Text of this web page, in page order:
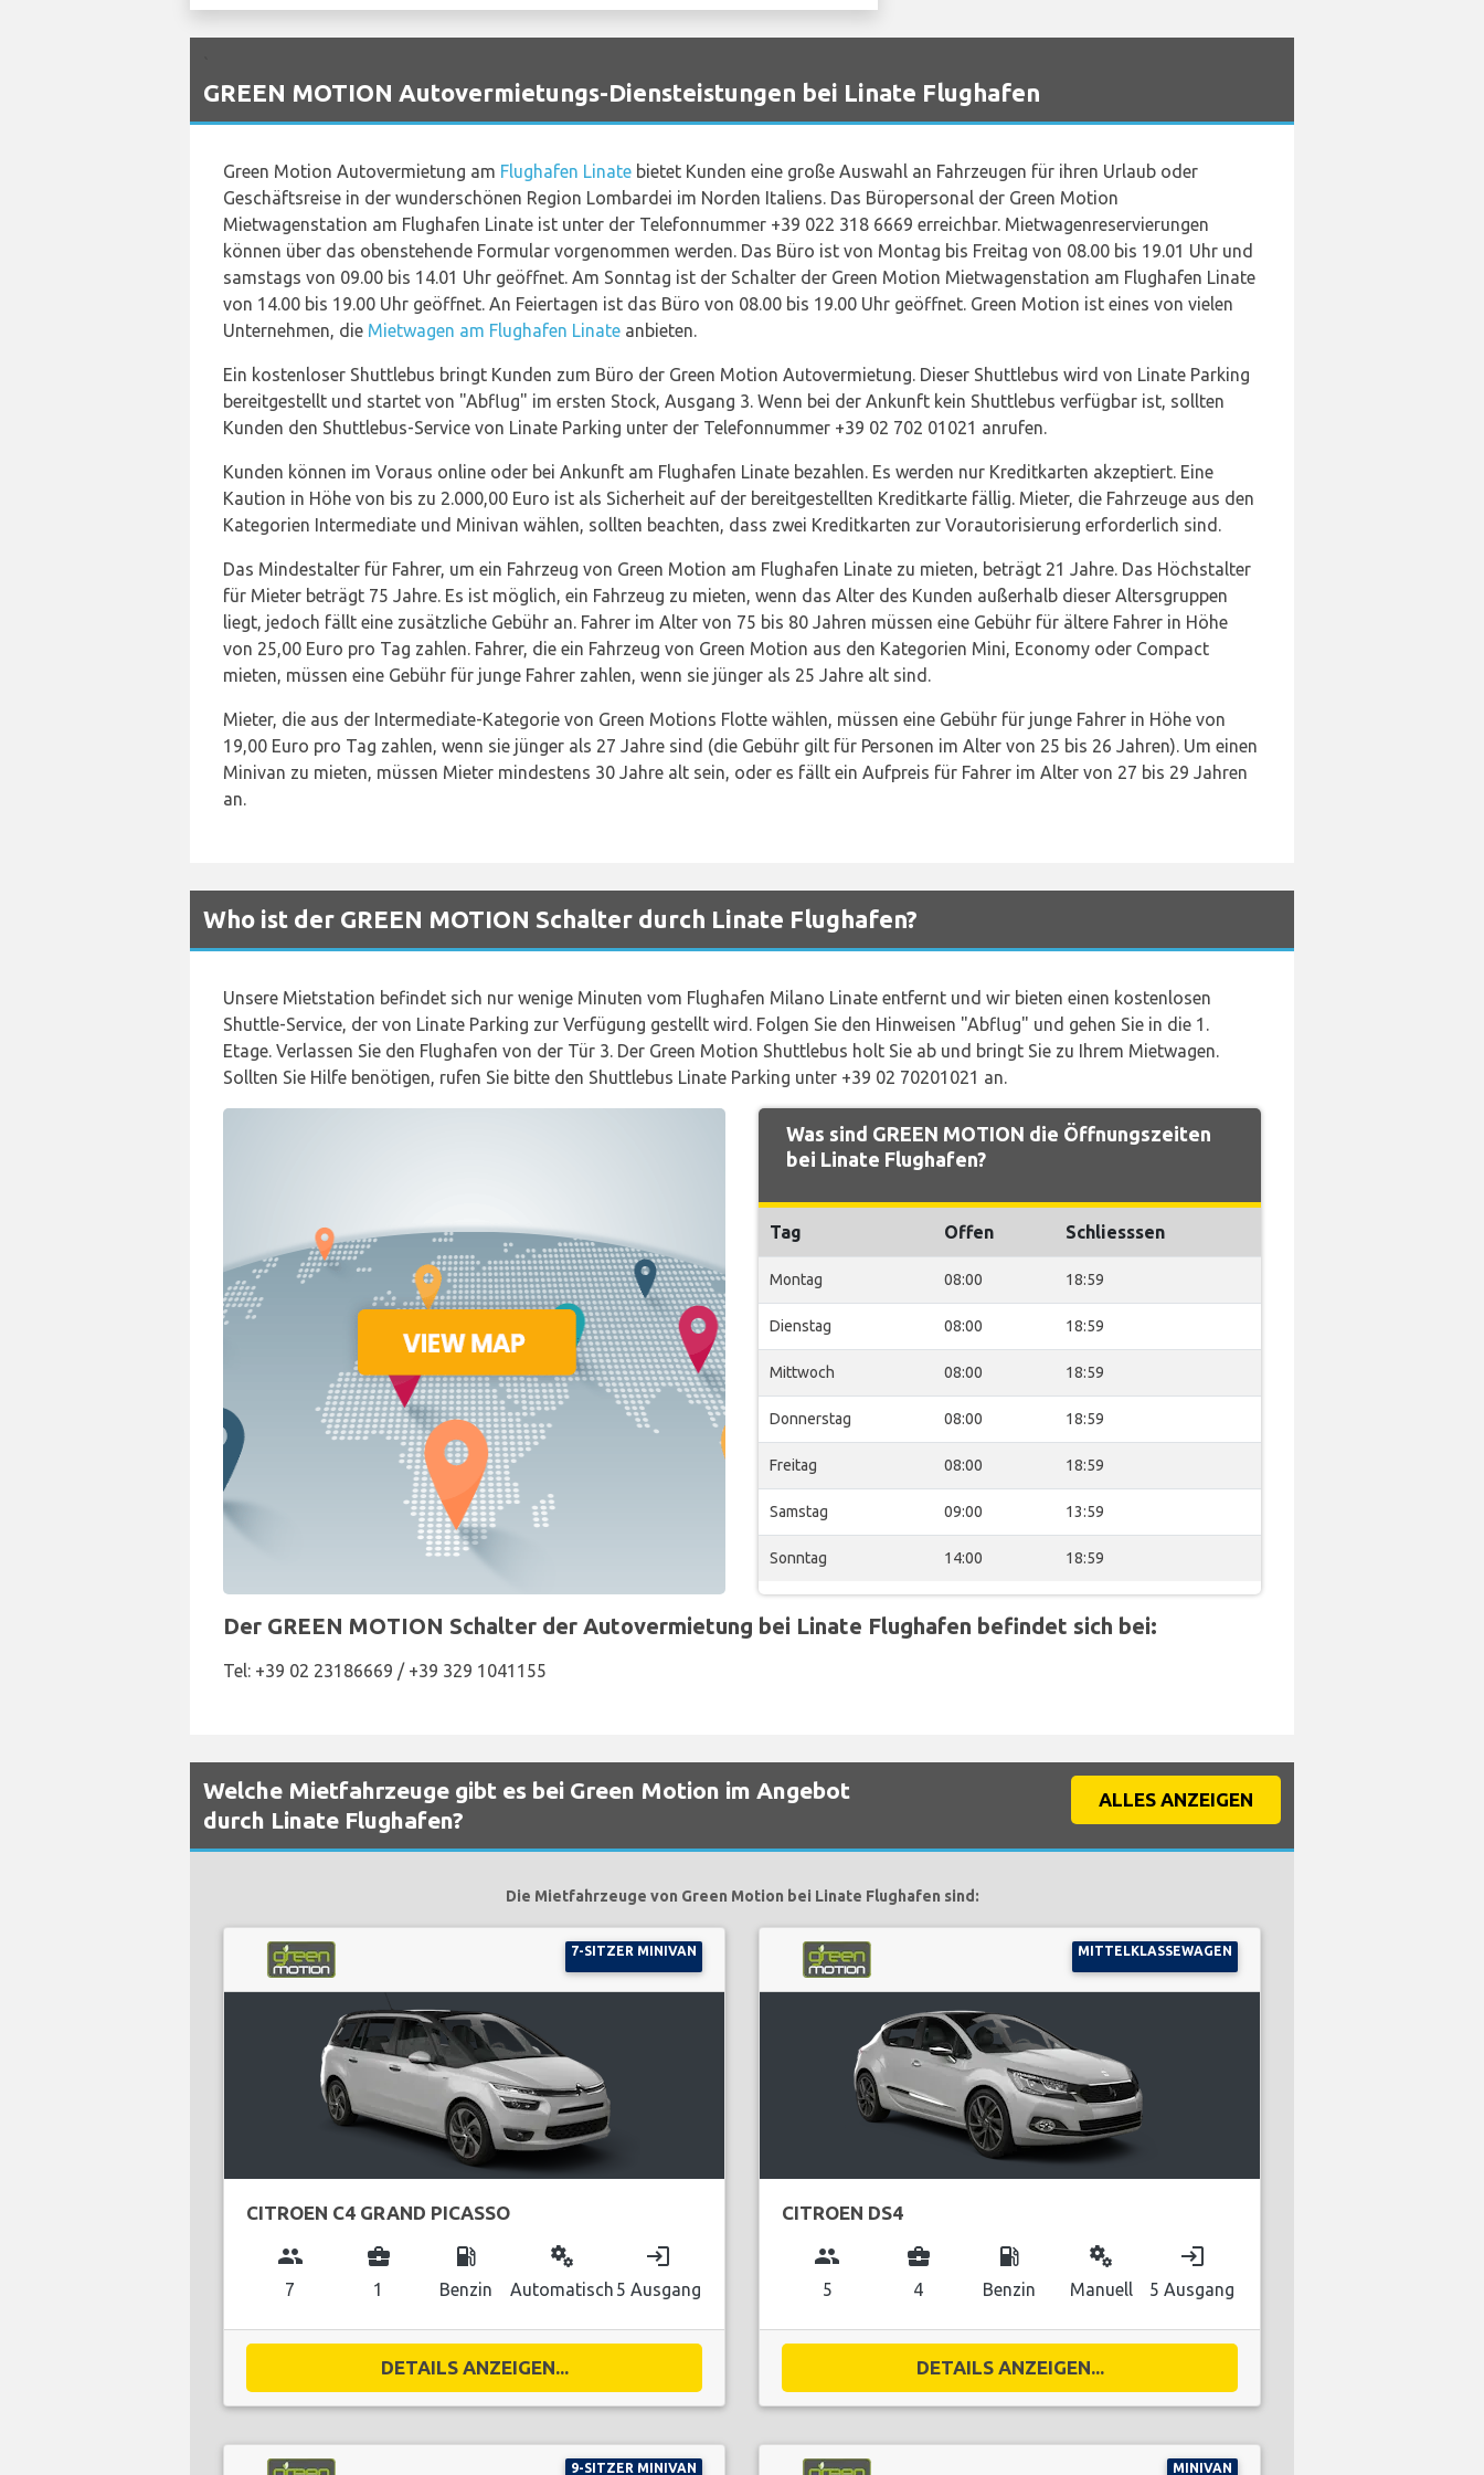
GREEN MOTION Autovermietungs-Diensteistungen bei Linate Flughafen
Green Motion Autovermietung am Flughafen Linate bietet Kunden eine große Auswahl an Fahrzeugen für ihren Urlaub oder
Geschäftsreise in der wunderschönen Region Lombardei im Norden Italiens. Das Büropersonal der Green Motion
Mietwagenstation am Flughafen Linate ist unter der Telefonnummer +39 022 318 6669 erreichbar. Mietwagenreservierungen
können über das obenstehende Formular vorgenommen werden. Das Büro ist von Montag bis Freitag von 08.00 bis 19.01 Uhr und
samstags von 09.00 bis 14.01 Uhr geöffnet. Am Sonntag ist der Schalter der Green Motion Mietwagenstation am Flughafen Linate
von 14.00 bis 19.00 Uhr geöffnet. An Feiertagen ist das Büro von 08.00 bis 19.00 Uhr geöffnet. Green Motion ist eines von vielen
Unternehmen, die Mietwagen am Flughafen Linate anbieten.
Ein kostenloser Shuttlebus bringt Kunden zum Büro der Green Motion Autovermietung. Dieser Shuttlebus wird von Linate Parking
bereitgestellt und startet von "Abflug" im ersten Stock, Ausgang 3. Wenn bei der Ankunft kein Shuttlebus verfügbar ist, sollten
Kunden den Shuttlebus-Service von Linate Parking unter der Telefonnummer +39 02 702 01021 anrufen.
Kunden können im Voraus online oder bei Ankunft am Flughafen Linate bezahlen. Es werden nur Kreditkarten akzeptiert. Eine
Kaution in Höhe von bis zu 2.000,00 Euro ist als Sicherheit auf der bereitgestellten Kreditkarte fällig. Mieter, die Fahrzeuge aus den
Kategorien Intermediate und Minivan wählen, sollten beachten, dass zwei Kreditkarten zur Vorautorisierung erforderlich sind.
Das Mindestalter für Fahrer, um ein Fahrzeug von Green Motion am Flughafen Linate zu mieten, beträgt 21 Jahre. Das Höchstalter
für Mieter beträgt 75 Jahre. Es ist möglich, ein Fahrzeug zu mieten, wenn das Alter des Kunden außerhalb dieser Altersgruppen
liegt, jedoch fällt eine zusätzliche Gebühr an. Fahrer im Alter von 75 bis 80 Jahren müssen eine Gebühr für ältere Fahrer in Höhe
von 25,00 Euro pro Tag zahlen. Fahrer, die ein Fahrzeug von Green Motion aus den Kategorien Mini, Economy oder Compact
mieten, müssen eine Gebühr für junge Fahrer zahlen, wenn sie jünger als 25 Jahre alt sind.
Mieter, die aus der Intermediate-Kategorie von Green Motions Flotte wählen, müssen eine Gebühr für junge Fahrer in Höhe von
19,00 Euro pro Tag zahlen, wenn sie jünger als 27 Jahre sind (die Gebühr gilt für Personen im Alter von 25 bis 26 Jahren). Um einen
Minivan zu mieten, müssen Mieter mindestens 30 Jahre alt sein, oder es fällt ein Aufpreis für Fahrer im Alter von 27 bis 29 Jahren
an.
Who ist der GREEN MOTION Schalter durch Linate Flughafen?
Unsere Mietstation befindet sich nur wenige Minuten vom Flughafen Milano Linate entfernt und wir bieten einen kostenlosen
Shuttle-Service, der von Linate Parking zur Verfügung gestellt wird. Folgen Sie den Hinweisen "Abflug" und gehen Sie in die 1.
Etage. Verlassen Sie den Flughafen von der Tür 3. Der Green Motion Shuttlebus holt Sie ab und bringt Sie zu Ihrem Mietwagen.
Sollten Sie Hilfe benötigen, rufen Sie bitte den Shuttlebus Linate Parking unter +39 02 70201021 an.
Was sind GREEN MOTION die Öffnungszeiten
bei Linate Flughafen?
Tag Offen Schliesssen
Montag 08:00 18:59
Dienstag 08:00 18:59
Mittwoch 08:00 18:59
Donnerstag 08:00 18:59
Freitag 08:00 18:59
Samstag 09:00 13:59
Sonntag 14:00 18:59
Der GREEN MOTION Schalter der Autovermietung bei Linate Flughafen befindet sich bei:
Tel: +39 02 23186669 / +39 329 1041155
Welche Mietfahrzeuge gibt es bei Green Motion im Angebot
durch Linate Flughafen?
ALLES ANZEIGEN
Die Mietfahrzeuge von Green Motion bei Linate Flughafen sind:
7-SITZER MINIVAN
CITROEN C4 GRAND PICASSO
group
7
business_center
1
local_gas_station
Benzin
miscellaneous_services
Automatisch
login
5 Ausgang
DETAILS ANZEIGEN...
MITTELKLASSEWAGEN
CITROEN DS4
group
5
business_center
4
local_gas_station
Benzin
miscellaneous_services
Manuell
login
5 Ausgang
DETAILS ANZEIGEN...
9-SITZER MINIVAN MINIVAN